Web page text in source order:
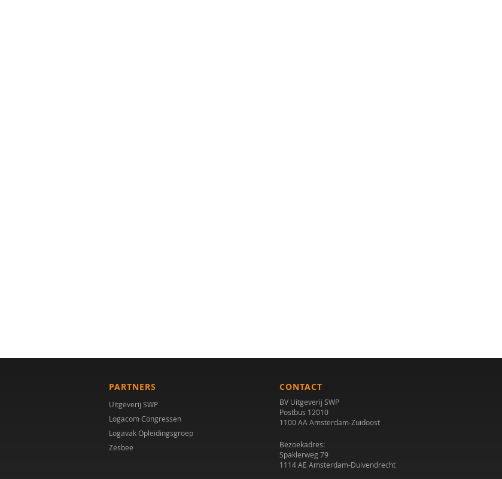
PARTNERS
Uitgeverij SWP
Logacom Congressen
Logavak Opleidingsgroep
Zesbee
CONTACT
BV Uitgeverij SWP
Postbus 12010
1100 AA Amsterdam-Zuidoost
Bezoekadres:
Spaklerweg 79
1114 AE Amsterdam-Duivendrecht